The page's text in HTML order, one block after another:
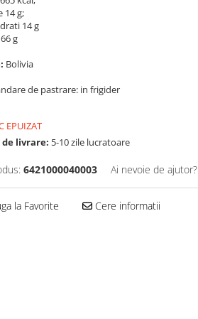
14 g;
14 g
g
Bolivia
de pastrare: in frigider
EPUIZAT
livrare: 5-10 zile lucratoare
6421000040003 Ai nevoie de ajutor?
la Favorite Cere informatii